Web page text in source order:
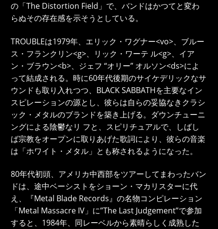
の「The Distortion Field」で、バンドはかつてと変わ
らぬその存在感を示そうとしている。
TROUBLEは1979年、エリック・ワグナー<vo>、ブルー
ス・フランクリン<g>、リック・ワーテ ル<g>、イア
ン・ブラウン<b>、ジェフ “オリー” オルソン<ds>によ
って結成される。時に60年代後期のサイケデリックなサ
ウンドも取り入れつつ、BLACK SABBATHを主要なイン
スピレーションの源とし、彼らは自らの妥協なきクラシ
ック・メタルのブランドを築き上げる。ダウンチューニ
ングによる陰鬱なリ フと、スピリチュアルで、しばし
ば宗教をオープンに取りあげた歌詞により、彼らの音楽
は「ホワイト・メタル」とも称されるようになった。
80年代初頭、アメリカ中西部をツアーしてまわったバン
ドは、途中ベーシストをショーン・マカリスターに代
え、『Metal Blade Records』の名物コンピレーション
「Metal Massacre IV」に”The Last Judgement”で参加
すると、1984年、同レーベルから素晴らしく成熟した